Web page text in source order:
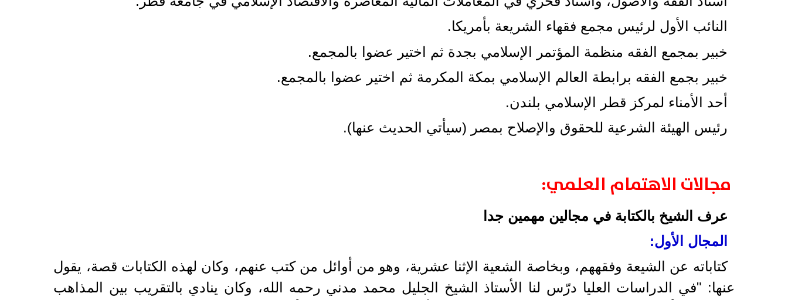
النائب الأول لرئيس مجمع فقهاء الشريعة بأمريكا.
خبير بمجمع الفقه منظمة المؤتمر الإسلامي بجدة ثم اختير عضوا بالمجمع.
خبير بجمع الفقه برابطة العالم الإسلامي بمكة المكرمة ثم اختير عضوا بالمجمع.
أحد الأمناء لمركز قطر الإسلامي بلندن.
رئيس الهيئة الشرعية للحقوق والإصلاح بمصر (سيأتي الحديث عنها).
مجالات الاهتمام العلمي:
عرف الشيخ بالكتابة في مجالين مهمين جدا
المجال الأول:
كتاباته عن الشيعة وفقههم، وبخاصة الشعية الإثنا عشرية، وهو من أوائل من كتب عنهم، وكان لهذه الكتابات قصة، يقول
عنها: "في الدراسات العليا درّس لنا الأستاذ الشيخ الجليل محمد مدني رحمه الله، وكان ينادي بالتقريب بين المذاهب